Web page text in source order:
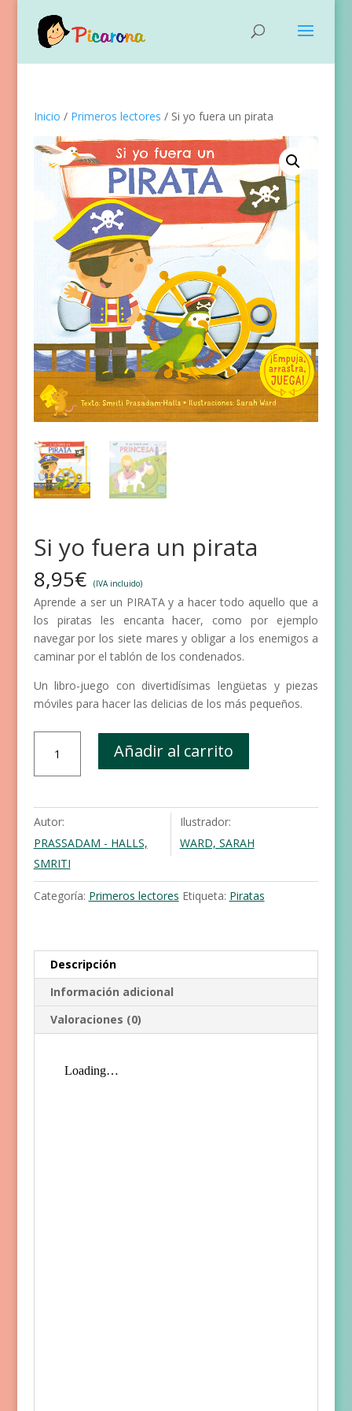
Inicio / Primeros lectores / Si yo fuera un pirata
Si yo fuera un pirata
8,95€ (IVA incluido)
Aprende a ser un PIRATA y a hacer todo aquello que a
los piratas les encanta hacer, como por ejemplo
navegar por los siete mares y obligar a los enemigos a
caminar por el tablón de los condenados.
Un libro-juego con divertidísimas lengüetas y piezas
móviles para hacer las delicias de los más pequeños.
fuera
pirata
cantidad
Añadir al carrito
Autor:
PRASSADAM - HALLS,
SMRITI
Ilustrador:
WARD, SARAH
Categoría: Primeros lectores Etiqueta: Piratas
Descripción
Información adicional
Valoraciones (0)